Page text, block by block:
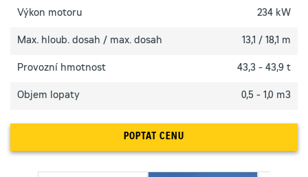
Výkon motoru 234 kW
Max. hloub. dosah / max. dosah 13,1 / 18,1 m
Provozní hmotnost 43,3 - 43,9 t
Objem lopaty 0,5 - 1,0 m3
POPTAT CENU